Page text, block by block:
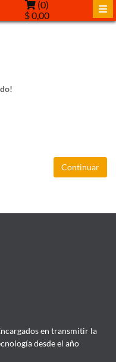
(0)
$ 0,00
Continuar
en transmitir la
desde el año